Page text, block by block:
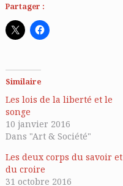
Partager :
Similaire
Les lois de la liberté et le
songe
10 janvier 2016
Dans "Art & Société"
Les deux corps du savoir et
du croire
31 octobre 2016